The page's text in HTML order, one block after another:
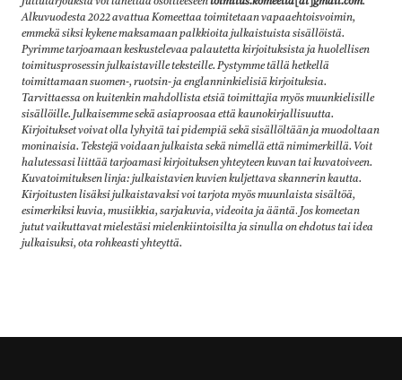
Alkuvuodesta 2022 avattua Komeettaa toimitetaan vapaaehtoisvoimin,
emmekä siksi kykene maksamaan palkkioita julkaistuista sisällöistä.
Pyrimme tarjoamaan keskustelevaa palautetta kirjoituksista ja huolellisen
toimitusprosessin julkaistaville teksteille. Pystymme tällä hetkellä
toimittamaan suomen-, ruotsin- ja englanninkielisiä kirjoituksia.
Tarvittaessa on kuitenkin mahdollista etsiä toimittajia myös muunkielisille
sisällöille. Julkaisemme sekä asiaproosaa että kaunokirjallisuutta.
Kirjoitukset voivat olla lyhyitä tai pidempiä sekä sisällöltään ja muodoltaan
moninaisia. Tekstejä voidaan julkaista sekä nimellä että nimimerkillä. Voit
halutessasi liittää tarjoamasi kirjoituksen yhteyteen kuvan tai kuvatoiveen.
Kuvatoimituksen linja: julkaistavien kuvien kuljettava skannerin kautta.
Kirjoitusten lisäksi julkaistavaksi voi tarjota myös muunlaista sisältöä,
esimerkiksi kuvia, musiikkia, sarjakuvia, videoita ja ääntä. Jos komeetan
jutut vaikuttavat mielestäsi mielenkiintoisilta ja sinulla on ehdotus tai idea
julkaisuksi, ota rohkeasti yhteyttä.